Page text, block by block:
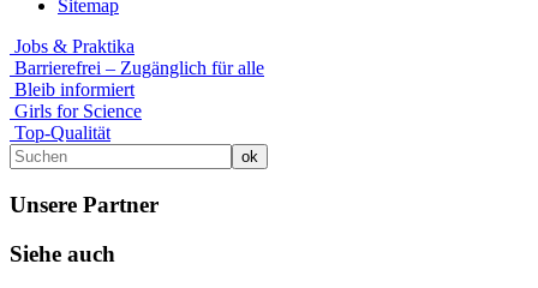
Sitemap
Jobs & Praktika
Barrierefrei – Zugänglich für alle
Bleib informiert
Girls for Science
Top-Qualität
Unsere Partner
Siehe auch